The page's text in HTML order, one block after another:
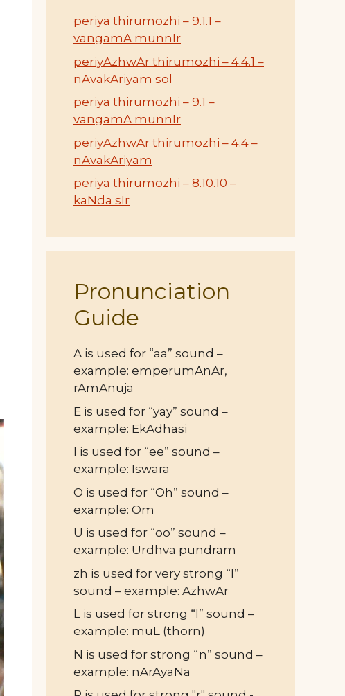
periya thirumozhi – 9.1.1 –
vangamA munnIr
periyAzhwAr thirumozhi – 4.4.1 –
nAvakAriyam sol
periya thirumozhi – 9.1 –
vangamA munnIr
periyAzhwAr thirumozhi – 4.4 –
nAvakAriyam
periya thirumozhi – 8.10.10 –
kaNda sIr
Pronunciation
Guide
A is used for “aa” sound –
example: emperumAnAr,
rAmAnuja
E is used for “yay” sound –
example: EkAdhasi
I is used for “ee” sound –
example: Iswara
O is used for “Oh” sound –
example: Om
U is used for “oo” sound –
example: Urdhva pundram
zh is used for very strong “l”
sound – example: AzhwAr
L is used for strong “l” sound –
example: muL (thorn)
N is used for strong “n” sound –
example: nArAyaNa